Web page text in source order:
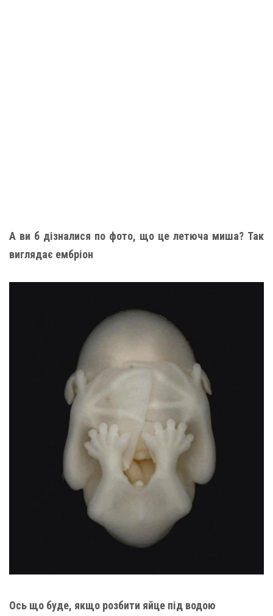
А ви б дізналися по фото, що це летюча миша? Так
виглядає ембріон
Ось що буде, якщо розбити яйце під водою